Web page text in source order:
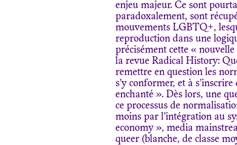
enjeu majeur. Ce sont
paradoxalement, sont
mouvements LGBTQ+,
reproduction dans une
précisément cette «
la revue Radical History:
remettre en question les
s’y conformer, et à
enchanté ». Dès lors, une
ce processus de
moins par l’intégration au
economy », media
queer (blanche, de classe